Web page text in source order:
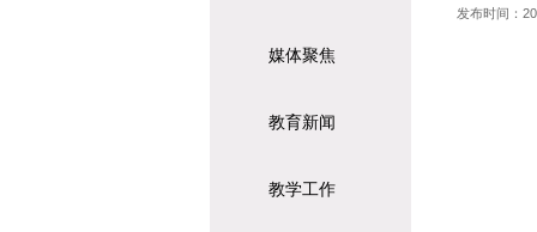
媒体聚焦
教育新闻
教学工作
发布时间：